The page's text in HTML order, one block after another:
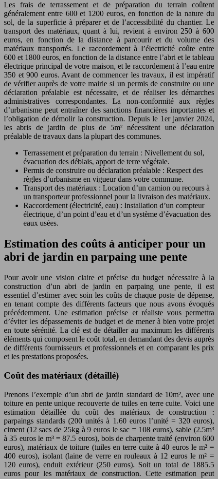
Les frais de terrassement et de préparation du terrain coûtent
généralement entre 600 et 1200 euros, en fonction de la nature du
sol, de la superficie à préparer et de l’accessibilité du chantier. Le
transport des matériaux, quant à lui, revient à environ 250 à 600
euros, en fonction de la distance à parcourir et du volume des
matériaux transportés. Le raccordement à l’électricité coûte entre
600 et 1800 euros, en fonction de la distance entre l’abri et le tableau
électrique principal de votre maison, et le raccordement à l’eau entre
350 et 900 euros. Avant de commencer les travaux, il est impératif
de vérifier auprès de votre mairie si un permis de construire ou une
déclaration préalable est nécessaire, et de réaliser les démarches
administratives correspondantes. La non-conformité aux règles
d’urbanisme peut entraîner des sanctions financières importantes et
l’obligation de démolir la construction. Depuis le 1er janvier 2024,
les abris de jardin de plus de 5m² nécessitent une déclaration
préalable de travaux dans la plupart des communes.
Terrassement et préparation du terrain : Nivellement du sol,
évacuation des déblais, apport de terre végétale.
Permis de construire ou déclaration préalable : Respect des
règles d’urbanisme en vigueur dans votre commune.
Transport des matériaux : Location d’un camion ou recours à
un transporteur professionnel pour la livraison des matériaux.
Raccordement (électricité, eau) : Installation d’un compteur
électrique, d’un point d’eau et d’un système d’évacuation des
eaux usées.
Estimation des coûts à anticiper pour un
abri de jardin en parpaing une pente
Pour avoir une vision claire et précise du budget nécessaire à la
construction d’un abri de jardin en parpaing une pente, il est
essentiel d’estimer avec soin les coûts de chaque poste de dépense,
en tenant compte des différents facteurs que nous avons évoqués
précédemment. Une estimation précise et réaliste vous permettra
d’éviter les dépassements de budget et de mener à bien votre projet
en toute sérénité. La clé est de détailler au maximum les différents
éléments qui composent le coût total, en demandant des devis auprès
de différents fournisseurs et professionnels et en comparant les prix
et les prestations proposées.
Coût des matériaux (détaillé)
Prenons l’exemple d’un abri de jardin standard de 10m², avec une
toiture en pente unique recouverte de tuiles en terre cuite. Voici une
estimation détaillée du coût des matériaux de construction :
parpaings standards (200 unités à 1.60 euros l’unité = 320 euros),
ciment (12 sacs de 25kg à 9 euros le sac = 108 euros), sable (2.5m³
à 35 euros le m³ = 87.5 euros), bois de charpente traité (environ 600
euros), matériaux de toiture (tuiles en terre cuite à 40 euros le m² =
400 euros), isolant (laine de verre en rouleaux à 12 euros le m² =
120 euros), enduit extérieur (250 euros). Soit un total de 1885.5
euros pour les matériaux de construction. Cette estimation peut